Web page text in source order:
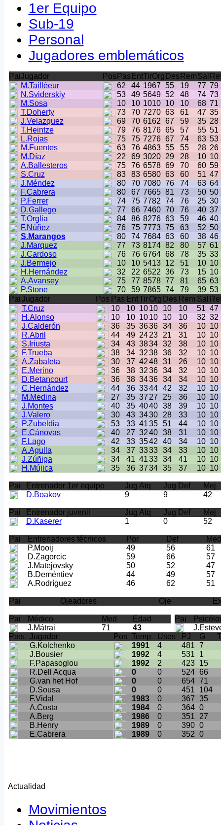
1er Equipo
Sub-19
Personal
Jugadores emblemáticos
PaiJugador Pos Pas EntTirOrg Des RemSal
M.Tailléeur
62 44 1967 55 19 77 79
N.Sviderskiy
53 49 5649 52 48 74 73
M.Sosa
10 10 1010 10 10 68 71
T.Doherty
73 70 7270 63 61 47 35
J.Velazquez
69 70 6162 67 59 35 28
T.Heintze
79 76 8176 65 57 55 51
L.Rojas
75 75 7276 67 74 63 53
M.Fuentes
63 76 4863 55 55 28 26
M.Díaz
22 69 3020 29 28 10 10
A.Ballesteros
75 76 6578 69 70 60 59
S.Cruz
83 83 6580 63 60 51 47
J.Méndez
80 70 7080 76 74 63 64
F.Cabrera
80 67 7665 81 73 50 50
P.Ferrer
74 75 7782 74 76 25 30
D.Gallego
77 66 7460 70 76 40 37
T.Orglia
84 86 8276 63 59 46 40
F.Núñez
76 75 7773 75 63 52 50
S.Marangos
80 74 7684 63 60 38 46
J.Marquez
77 73 8174 82 80 57 61
J.Cardoso
76 76 6764 68 78 35 33
J.Bermejo
10 10 5413 12 51 10 10
H.Hernández
32 22 6522 36 73 15 10
A.Avansey
75 77 8578 77 81 65 63
P.Stone
70 59 7865 74 79 39 53
PaiJugador Pos Pas EntTir Org Des Rem Sal
T.Cruz
10 10 10 10 10 10 51 47
H.Alonso
10 10 10 10 10 10 32 32
J.Calderón
36 35 3636 34 36 10 10
R.Abril
44 49 24 23 21 31 10 10
S.Iriusta
34 43 3834 32 38 10 10
F.Trueba
38 34 3238 36 32 10 10
A.Zabaleta
30 37 4248 31 26 10 10
E.Merino
36 38 3236 34 32 10 10
D.Betancourt
36 38 3436 34 34 10 10
C.Hernández
44 36 3344 42 32 10 10
M.Medina
27 35 37 27 25 36 10 10
J.Montes
40 35 4040 38 39 10 10
J.Valero
30 43 3430 28 33 10 10
P.Zubeldia
53 33 4135 51 44 10 10
E.Cánovas
40 27 3240 38 31 10 10
F.Lago
42 33 3542 40 34 10 10
A.Agulla
34 37 3333 34 33 10 10
J.Zúñiga
34 41 4133 34 41 10 10
H.Mújica
35 36 3734 35 37 10 10
Pai Entrenador 1er equipo Jug Atq Jug Def
Mej
D.Boakov
9 9 42
Pai Entrenador juvenil Jug Atq Jug Def
Mej
D.Kaserer
1 0 52
Pai Entrenadores técnicos Por Def
Med
P.Mooij
49 56
61
D.Zagorcic
59 66
57
J.Matejovsky
50 52
47
B.Deméntiev
44 49
57
A.Rodríguez
46 62 51
Pai Ojeadores Oje
Pai Médico Med Edad Pai
J.Mátrai
71 43
País
Jugador Pos Temp Usos PJ G
G.Kolchenko
1991 4 481 7
J.Bousier
1992 4 531
1
F.Papasoglou
1992 2 423
15
R.Dell Acqua
0 0 524 66
G.van het Hof
0 0 654 71
D.Sousa
0 0 451
104
F.Vidal
1983 0 367 35
A.Costa
1984 0 364 0
A.Berg
1986 0 351
27
B.Henry
1989 0 390 0
E.Cabrera
1989 0 352 0
Actualidad
Movimientos